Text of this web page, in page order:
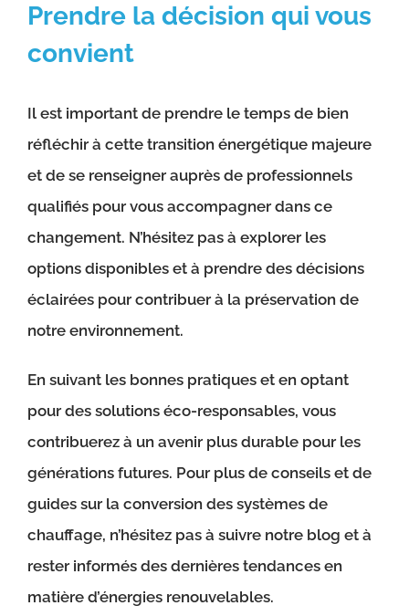
Prendre la décision qui vous
convient
Il est important de prendre le temps de bien
réfléchir à cette transition énergétique majeure
et de se renseigner auprès de professionnels
qualifiés pour vous accompagner dans ce
changement. N’hésitez pas à explorer les
options disponibles et à prendre des décisions
éclairées pour contribuer à la préservation de
notre environnement.
En suivant les bonnes pratiques et en optant
pour des solutions éco-responsables, vous
contribuerez à un avenir plus durable pour les
générations futures. Pour plus de conseils et de
guides sur la conversion des systèmes de
chauffage, n’hésitez pas à suivre notre blog et à
rester informés des dernières tendances en
matière d’énergies renouvelables.